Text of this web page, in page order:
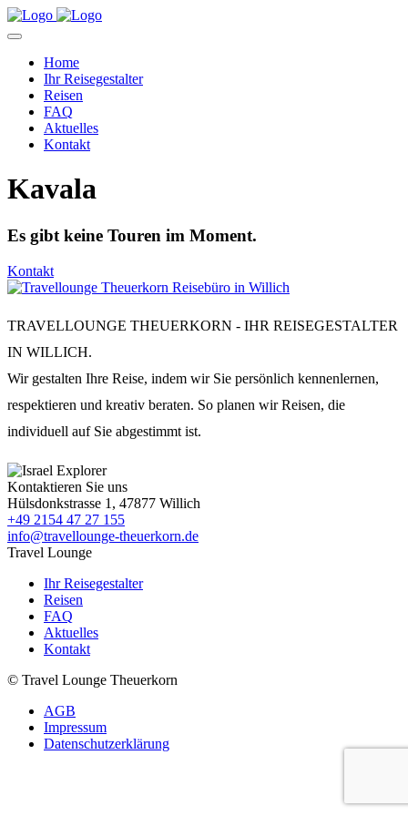
Home
Ihr Reisegestalter
Reisen
FAQ
Aktuelles
Kontakt
Kavala
Es gibt keine Touren im Moment.
Kontakt
TRAVELLOUNGE THEUERKORN - IHR REISEGESTALTER
IN WILLICH.
Wir gestalten Ihre Reise, indem wir Sie persönlich kennenlernen,
respektieren und kreativ beraten. So planen wir Reisen, die
individuell auf Sie abgestimmt ist.
Kontaktieren Sie uns
Hülsdonkstrasse 1, 47877 Willich
+49 2154 47 27 155
info@travellounge-theuerkorn.de
Travel Lounge
Ihr Reisegestalter
Reisen
FAQ
Aktuelles
Kontakt
© Travel Lounge Theuerkorn
AGB
Impressum
Datenschutzerklärung